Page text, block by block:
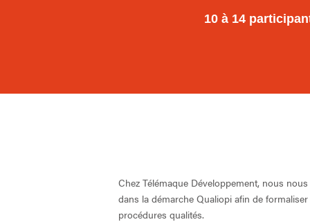
10 à 14
Chez Télémaque Développement, nous
dans la démarche Qualiopi afin de formaliser
procédures qualités.